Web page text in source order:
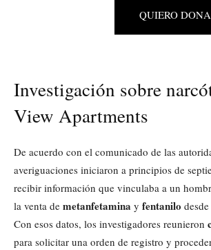
QUIERO
Investigación sobre
View Apartments
De acuerdo con el comunicado de las
averiguaciones iniciaron a principios de
recibir información que vinculaba a un
la venta de metanfetamina y fentanilo
Con esos datos, los investigadores reunieron
para solicitar una orden de registro y